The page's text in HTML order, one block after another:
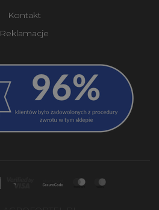
Kontakt
Reklamacje